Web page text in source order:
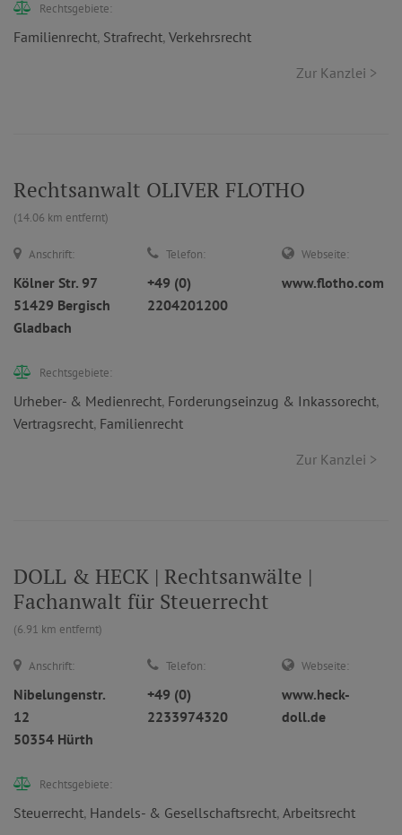
Rechtsgebiete:
Familienrecht, Strafrecht, Verkehrsrecht
Zur Kanzlei >
Rechtsanwalt OLIVER FLOTHO
(14.06 km entfernt)
Anschrift:
Kölner Str. 97
51429 Bergisch
Gladbach
Telefon:
+49 (0)
2204201200
Webseite:
www.flotho.com
Rechtsgebiete:
Urheber- & Medienrecht, Forderungseinzug & Inkassorecht,
Vertragsrecht, Familienrecht
Zur Kanzlei >
DOLL & HECK | Rechtsanwälte |
Fachanwalt für Steuerrecht
(6.91 km entfernt)
Anschrift:
Nibelungenstr.
12
50354 Hürth
Telefon:
+49 (0)
2233974320
Webseite:
www.heck-
doll.de
Rechtsgebiete:
Steuerrecht, Handels- & Gesellschaftsrecht, Arbeitsrecht